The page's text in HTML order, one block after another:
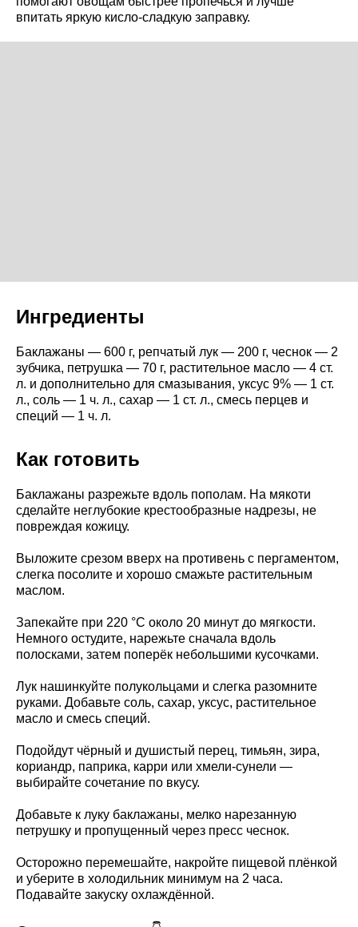
впитать яркую кисло-сладкую заправку.
Ингредиенты
Баклажаны — 600 г, репчатый лук — 200 г, чеснок — 2
зубчика, петрушка — 70 г, растительное масло — 4 ст.
л. и дополнительно для смазывания, уксус 9% — 1 ст.
л., соль — 1 ч. л., сахар — 1 ст. л., смесь перцев и
специй — 1 ч. л.
Как готовить
Баклажаны разрежьте вдоль пополам. На мякоти
сделайте неглубокие крестообразные надрезы, не
повреждая кожицу.
Выложите срезом вверх на противень с пергаментом,
слегка посолите и хорошо смажьте растительным
маслом.
Запекайте при 220 °C около 20 минут до мягкости.
Немного остудите, нарежьте сначала вдоль
полосками, затем поперёк небольшими кусочками.
Лук нашинкуйте полукольцами и слегка разомните
руками. Добавьте соль, сахар, уксус, растительное
масло и смесь специй.
Подойдут чёрный и душистый перец, тимьян, зира,
кориандр, паприка, карри или хмели-сунели —
выбирайте сочетание по вкусу.
Добавьте к луку баклажаны, мелко нарезанную
петрушку и пропущенный через пресс чеснок.
Осторожно перемешайте, накройте пищевой плёнкой
и уберите в холодильник минимум на 2 часа.
Подавайте закуску охлаждённой.